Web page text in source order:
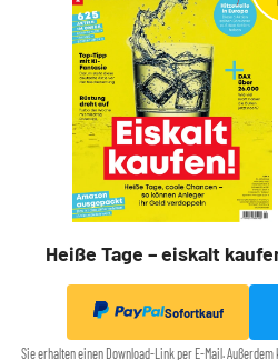
Heiße Tage – eiskalt
Sofortkauf
Sie erhalten einen Download-Link per E-Mail.